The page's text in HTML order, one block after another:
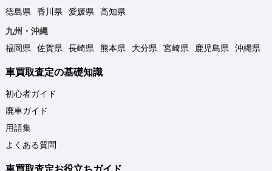
徳島県
香川県 愛媛県
高知県
九州・沖縄
福岡県
佐賀県 長崎県 熊本県 大分県 宮崎県 鹿児島県 沖縄県
車買取査定の基礎知識
初心者ガイド
廃車ガイド
用語集
よくある質問
車買取査定お役立ちガイド